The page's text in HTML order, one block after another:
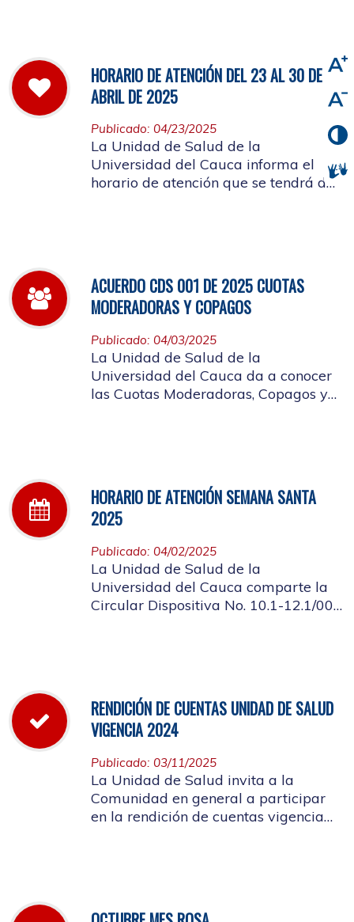
HORARIO DE ATENCIÓN DEL 23 AL 30 DE
ABRIL DE 2025
Publicado: 04/23/2025
La Unidad de Salud de la
Universidad del Cauca informa el
horario de atención que se tendrá del
ACUERDO CDS 001 DE 2025 CUOTAS
MODERADORAS Y COPAGOS
Publicado: 04/03/2025
La Unidad de Salud de la
Universidad del Cauca da a conocer
las Cuotas Moderadoras, Copagos y
HORARIO DE ATENCIÓN SEMANA SANTA
2025
Publicado: 04/02/2025
La Unidad de Salud de la
Universidad del Cauca comparte la
Circular Dispositiva No. 10.1-12.1/002
RENDICIÓN DE CUENTAS UNIDAD DE SALUD
VIGENCIA 2024
Publicado: 03/11/2025
La Unidad de Salud invita a la
Comunidad en general a participar
en la rendición de cuentas vigencia